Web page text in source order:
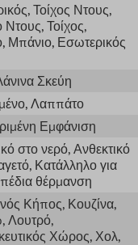
, Τοίχος Ντους,
Ντους, Τοίχος,
, Μπάνιο, Εσωτερικός
Σκεύη
, Λαππάτο
Εμφάνιση
στο νερό, Ανθεκτικό
, Κατάλληλο για
θέρμανση
Κήπος, Κουζίνα,
, Λουτρό,
Χώρος, Χολ,